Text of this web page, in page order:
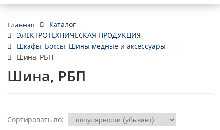
Главная
Каталог
ЭЛЕКТРОТЕХНИЧЕСКАЯ ПРОДУКЦИЯ
Шкафы, Боксы, Шины медные и аксессуары
Шина, РБП
Шина, РБП
Сортировать по: